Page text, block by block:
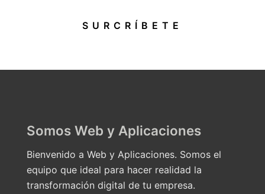
SURCRÍBETE
Somos Web y Aplicaciones
Bienvenido a Web y Aplicaciones. Somos el
equipo que ideal para hacer realidad la
transformación digital de tu empresa.